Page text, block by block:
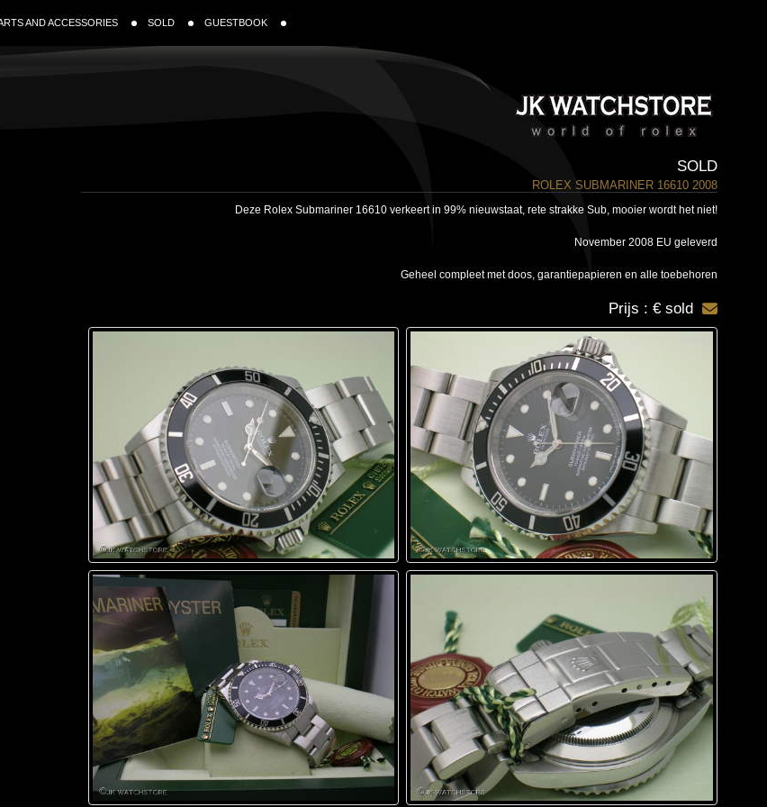
AND ACCESSORIES SOLD GUESTBOOK
SOLD
ROLEX SUBMARINER 16610 2008
Deze Rolex Submariner 16610 verkeert in 99% nieuwstaat, rete strakke Sub, mooier wordt het niet!
November 2008 EU geleverd
Geheel compleet met doos, garantiepapieren en alle toebehoren
Prijs : € sold